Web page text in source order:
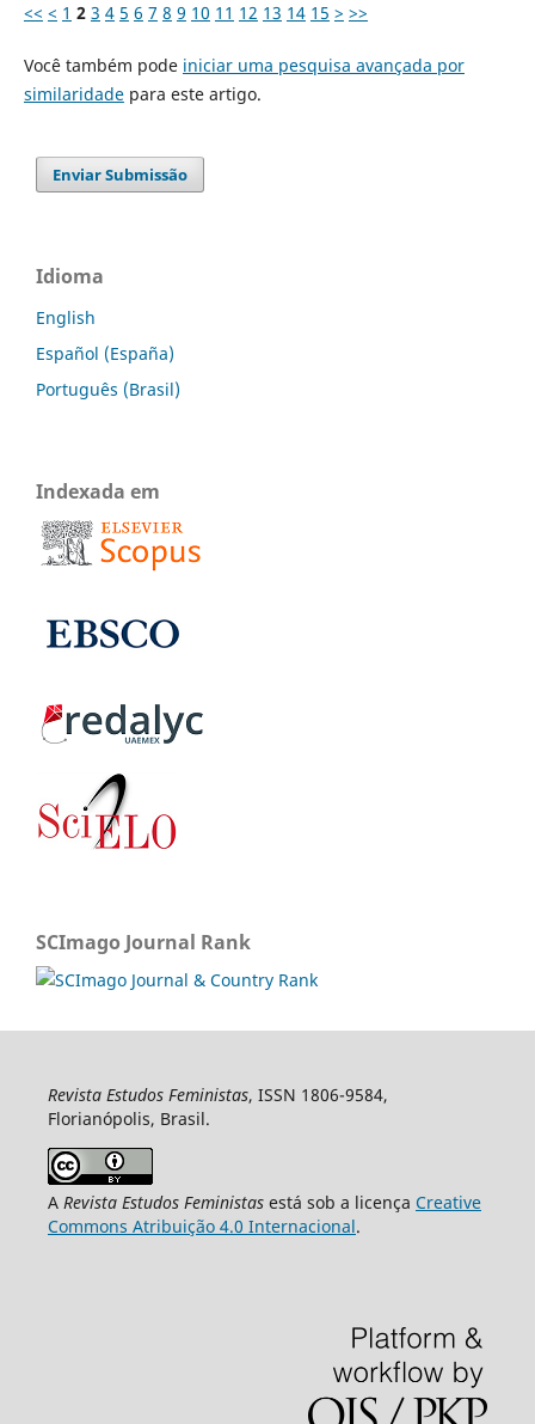
<< < 1 2 3 4 5 6 7 8 9 10 11 12 13 14 15 > >>
Você também pode iniciar uma pesquisa avançada por
similaridadepara este artigo.
Enviar Submissão
Idioma
English
Español (España)
Português (Brasil)
Indexada em
SCImago Journal Rank
Revista Estudos Feministas, ISSN 1806-9584,
Florianópolis, Brasil.
A Revista Estudos Feministasestá sob a licença Creative
Commons Atribuição 4.0 Internacional.